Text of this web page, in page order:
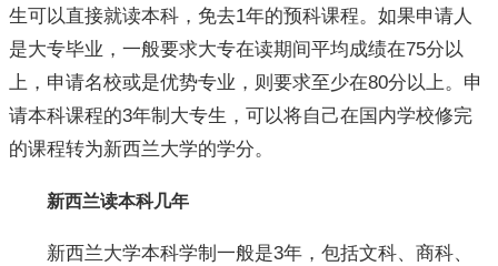
生可以直接就读本科，免去1年的预科课程。如果申请人
是大专毕业，一般要求大专在读期间平均成绩在75分以
上，申请名校或是优势专业，则要求至少在80分以上。申
请本科课程的3年制大专生，可以将自己在国内学校修完
的课程转为新西兰大学的学分。
新西兰读本科几年
新西兰大学本科学制一般是3年，包括文科、商科、